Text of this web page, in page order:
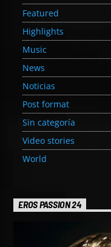
Featured
Highlights
Music
News
Noticias
Post format
Sin categoría
Video stories
World
EROS PASSION 24